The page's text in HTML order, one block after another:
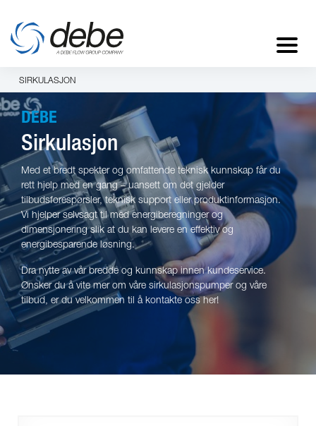
SIRKULASJON
DEBE
Sirkulasjon
Med et bredt spekter og omfattende teknisk kunnskap får du
rett hjelp med en gang – uansett om det gjelder
tilbudsforespørsler, teknisk support eller produktinformasjon.
Vi hjelper selvsagt til med energiberegninger og
dimensjonering slik at du kan levere en effektiv og
energibesparende løsning.
Dra nytte av vår bredde og kunnskap innen kundeservice.
Ønsker du å vite mer om våre sirkulasjonspumper og våre
tilbud, er du velkommen til å kontakte oss her!